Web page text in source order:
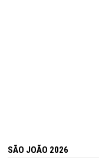
SÃO JOÃO 2026